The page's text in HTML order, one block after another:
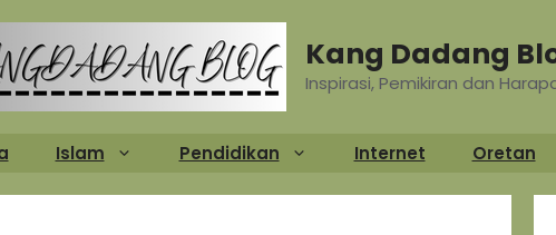
Kang Dadang
Inspirasi, Pemikiran dan
Islam Pendidikan Internet Oretan